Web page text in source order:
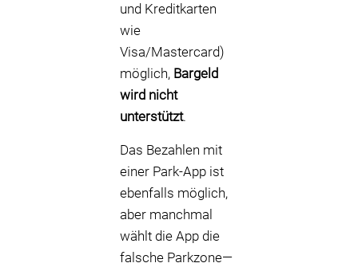
und Kreditkarten
wie
Visa/Mastercard)
möglich, Bargeld
wird nicht
unterstützt.
Das Bezahlen mit
einer Park-App ist
ebenfalls möglich,
aber manchmal
wählt die App die
falsche Parkzone—